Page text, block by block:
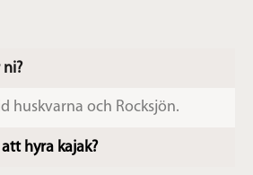
huskvarna och Rocksjön.
hyra kajak?